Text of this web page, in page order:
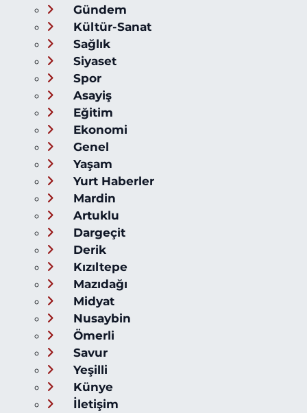
Gündem
Kültür-Sanat
Sağlık
Siyaset
Spor
Asayiş
Eğitim
Ekonomi
Genel
Yaşam
Yurt Haberler
Mardin
Artuklu
Dargeçit
Derik
Kızıltepe
Mazıdağı
Midyat
Nusaybin
Ömerli
Savur
Yeşilli
Künye
İletişim